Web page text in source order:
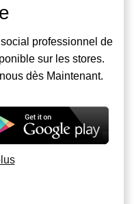
professionnel de
sur les stores.
dès Maintenant.